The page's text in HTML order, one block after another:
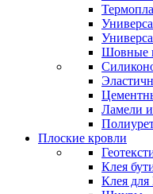
Шовные
Ламели
Плоские кровли
Клея
Клея